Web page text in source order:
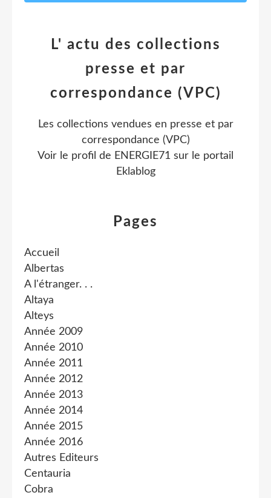
Pages
Accueil
Albertas
A l'étranger. . .
Altaya
Alteys
Année 2009
Année 2010
Année 2011
Année 2012
Année 2013
Année 2014
Année 2015
Année 2016
Autres Editeurs
Centauria
Cobra
L' actu des collections
presse et par
correspondance (VPC)
Les collections vendues en presse et par
correspondance (VPC)
Voir le profil de ENERGIE71 sur le portail
Eklablog